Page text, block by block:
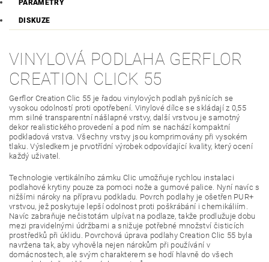
PARAMETRY
DISKUZE
VINYLOVÁ PODLAHA GERFLOR
CREATION CLICK 55
Gerflor Creation Clic 55 je řadou vinylových podlah pyšnících se
vysokou odolností proti opotřebení. Vinylové dílce se skládají z 0,55
mm silné transparentní nášlapné vrstvy, další vrstvou je samotný
dekor realistického provedení a pod ním se nachází kompaktní
podkladová vrstva. Všechny vrstvy jsou komprimovány při vysokém
tlaku. Výsledkem je prvotřídní výrobek odpovídající kvality, který ocení
každý uživatel.
Technologie vertikálního zámku Clic umožňuje rychlou instalaci
podlahové krytiny pouze za pomoci nože a gumové palice. Nyní navíc s
nižšími nároky na přípravu podkladu. Povrch podlahy je ošetřen PUR+
vrstvou, jež poskytuje lepší odolnost proti poškrábání i chemikáliím.
Navíc zabraňuje nečistotám ulpívat na podlaze, takže prodlužuje dobu
mezi pravidelnými údržbami a snižuje potřebné množství čisticích
prostředků při úklidu. Povrchová úprava podlahy Creation Clic 55 byla
navržena tak, aby vyhověla nejen nárokům při používání v
domácnostech, ale svým charakterem se hodí hlavně do všech